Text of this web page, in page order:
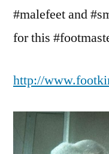
#malefeet and
for this
http://